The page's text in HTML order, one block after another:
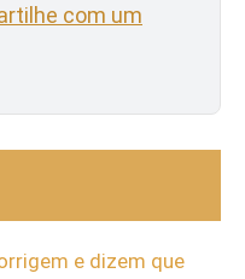
com um
e dizem que